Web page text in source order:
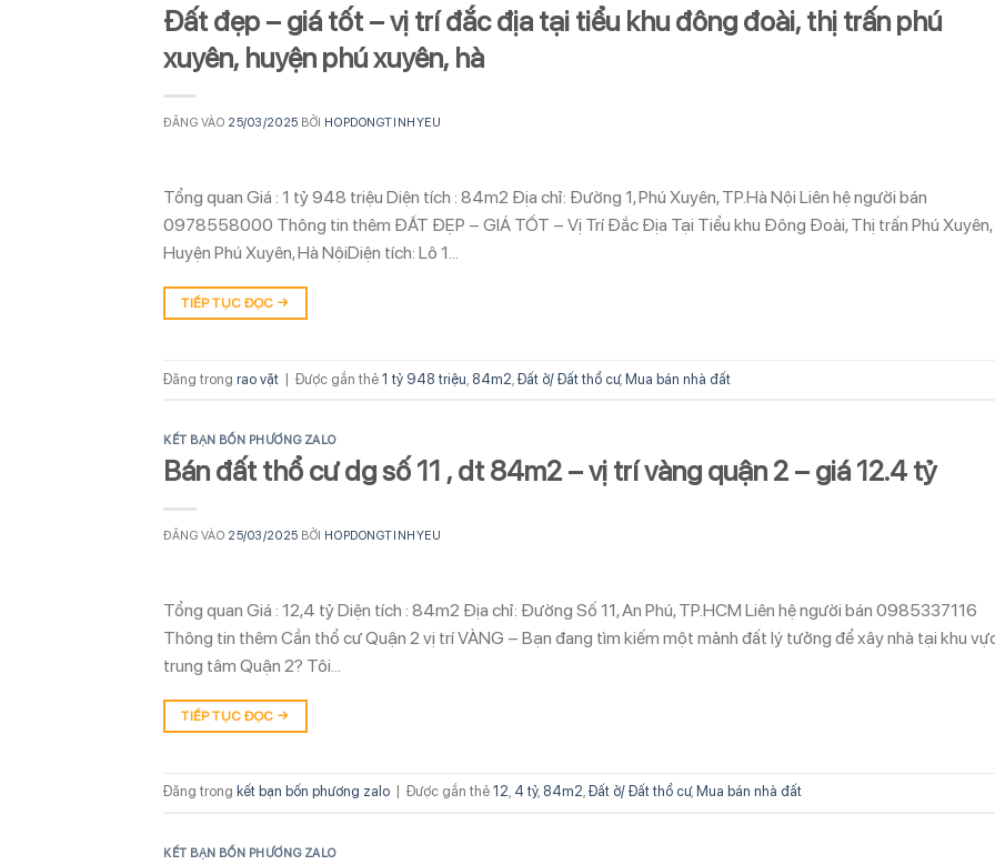
Đất đẹp – giá tốt – vị trí đắc địa tại tiểu khu đông đoài, thị trấn phú
xuyên, huyện phú xuyên, hà
ĐĂNG VÀO 25/03/2025 BỞI HOPDONGTINHYEU
Tổng quan Giá : 1 tỷ 948 triệu Diện tích : 84m2 Địa chỉ: Đường 1, Phú Xuyên, TP.Hà Nội Liên hệ người bán
0978558000 Thông tin thêm ĐẤT ĐẸP – GIÁ TỐT – Vị Trí Đắc Địa Tại Tiểu khu Đông Đoài, Thị trấn Phú Xuyên,
Huyện Phú Xuyên, Hà NộiDiện tích: Lô 1…
TIẾP TỤC ĐỌC →
Đăng trong rao vặt | Được gắn thẻ 1 tỷ 948 triệu 84m2 Đất ở/ Đất thổ cư, Mua bán nhà đất
KẾT BẠN BỐN PHƯƠNG ZALO
Bán đất thổ cư dg số 11 , dt 84m2 – vị trí vàng quận 2 – giá 12.4 tỷ
ĐĂNG VÀO 25/03/2025 BỞI HOPDONGTINHYEU
Tổng quan Giá : 12,4 tỷ Diện tích : 84m2 Địa chỉ: Đường Số 11, An Phú, TP.HCM Liên hệ người bán 0985337116
Thông tin thêm Cần thổ cư Quận 2 vị trí VÀNG – Bạn đang tìm kiếm một mảnh đất lý tưởng để xây nhà tại khu
trung tâm Quận 2? Tôi…
TIẾP TỤC ĐỌC →
Đăng trong kết bạn bốn phương zalo Được gắn thẻ 12, 4 tỷ, 84m2, Đất ở/ Đất thổ cư, Mua bán nhà đất
KẾT BẠN BỐN PHƯƠNG ZALO